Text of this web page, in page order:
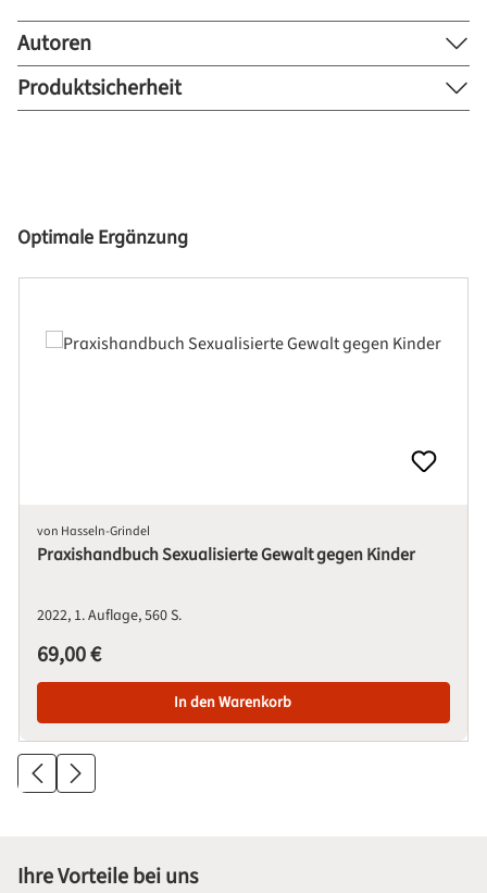
Autoren
Produktsicherheit
Produktgalerie überspringen
Optimale Ergänzung
von Hasseln-Grindel
Praxishandbuch Sexualisierte Gewalt gegen Kinder
2022 1. Auflage560 S.
Regulärer Preis:
69,00 €
In den Warenkorb
Ihre Vorteile bei uns